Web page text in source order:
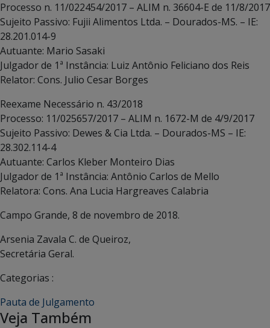
Processo n. 11/022454/2017 – ALIM n. 36604-E de 11/8/2017
Sujeito Passivo: Fujii Alimentos Ltda. – Dourados-MS. – IE:
28.201.014-9
Autuante: Mario Sasaki
Julgador de 1ª Instância: Luiz Antônio Feliciano dos Reis
Relator: Cons. Julio Cesar Borges
Reexame Necessário n. 43/2018
Processo: 11/025657/2017 – ALIM n. 1672-M de 4/9/2017
Sujeito Passivo: Dewes & Cia Ltda. – Dourados-MS – IE:
28.302.114-4
Autuante: Carlos Kleber Monteiro Dias
Julgador de 1ª Instância: Antônio Carlos de Mello
Relatora: Cons. Ana Lucia Hargreaves Calabria
Campo Grande, 8 de novembro de 2018.
Arsenia Zavala C. de Queiroz,
Secretária Geral.
Categorias :
Pauta de Julgamento
Veja Também